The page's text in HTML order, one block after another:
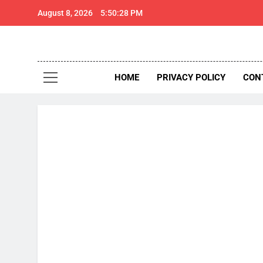
August 8, 2026 5:50:29 PM
Thar
HOME PRIVACY POLICY